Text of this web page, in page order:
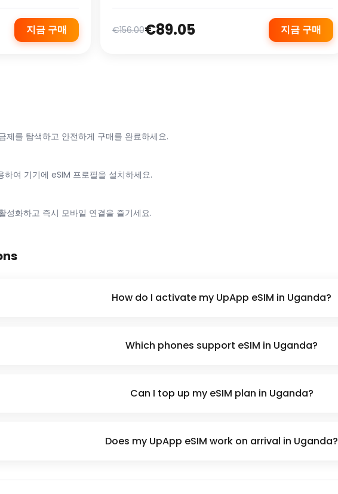
지금 구매 €156.00€89.05 지금 구매
를 탐색하고 안전하게 구매를 완료하세요.
여 기기에 eSIM 프로필을 설치하세요.
화하고 즉시 모바일 연결을 즐기세요.
How do I activate my UpApp eSIM in Uganda?
Which phones support eSIM in Uganda?
Can I top up my eSIM plan in Uganda?
Does my UpApp eSIM work on arrival in Uganda?